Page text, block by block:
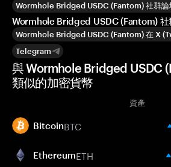
Wormhole Bridged USDC (Fantom) 社群論
Wormhole Bridged USDC (Fantom) 社
Wormhole Bridged USDC (Fantom) 在 X
Telegram
與 Wormhole Bridged USDC
類似的加密貨幣
資產
BitcoinBTC
EthereumETH